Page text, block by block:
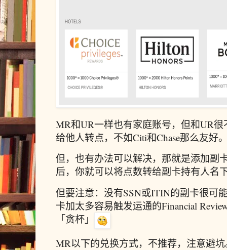
MR和UR一样也有家庭账号，但和UR
给他人转点，不如Citi和Chase那么友好
但，也有办法可以解决，那就是添加副
后，你就可以将点数转给副卡持有人名
但要注意：没有SSN或ITIN的副卡很可
卡加太多容易触发运通的Financial
「贪杯」
MR以下的兑换方式，不推荐，注意避